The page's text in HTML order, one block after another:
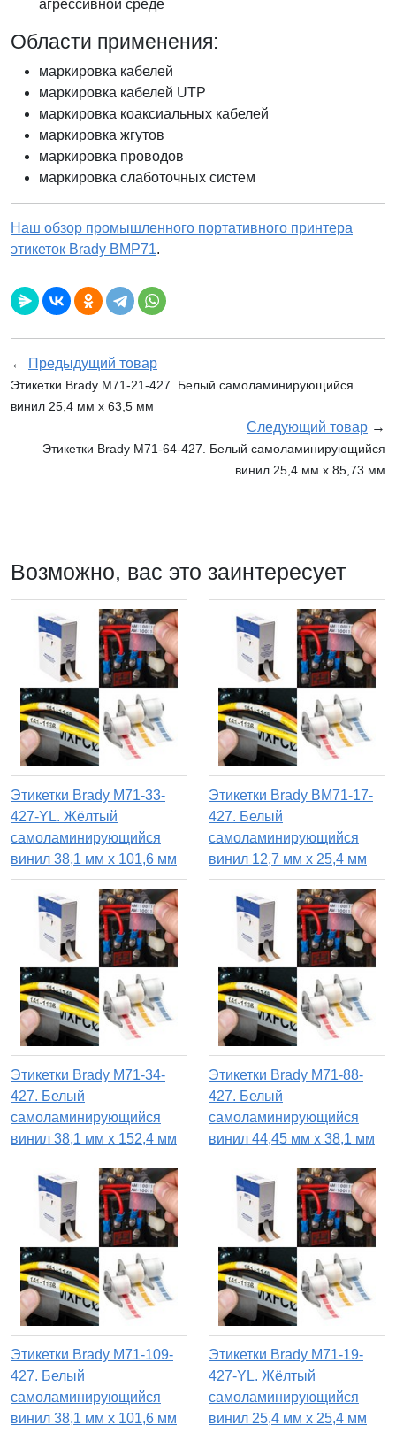
агрессивной среде
Области применения:
маркировка кабелей
маркировка кабелей UTP
маркировка коаксиальных кабелей
маркировка жгутов
маркировка проводов
маркировка слаботочных систем
Наш обзор промышленного портативного принтера
этикеток Brady BMP71.
← Предыдущий товар
Этикетки Brady M71-21-427. Белый самоламинирующийся
винил 25,4 мм х 63,5 мм
Следующий товар →
Этикетки Brady M71-64-427. Белый самоламинирующийся
винил 25,4 мм х 85,73 мм
Возможно, вас это заинтересует
Этикетки Brady M71-33-
427-YL. Жёлтый
самоламинирующийся
винил 38,1 мм х 101,6 мм
Этикетки Brady BM71-17-
427. Белый
самоламинирующийся
винил 12,7 мм х 25,4 мм
Этикетки Brady M71-34-
427. Белый
самоламинирующийся
винил 38,1 мм х 152,4 мм
Этикетки Brady M71-88-
427. Белый
самоламинирующийся
винил 44,45 мм х 38,1 мм
Этикетки Brady M71-109-
427. Белый
самоламинирующийся
винил 38,1 мм х 101,6 мм
Этикетки Brady M71-19-
427-YL. Жёлтый
самоламинирующийся
винил 25,4 мм х 25,4 мм